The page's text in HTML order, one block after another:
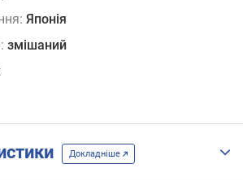
Японія
змішаний
Докладніше